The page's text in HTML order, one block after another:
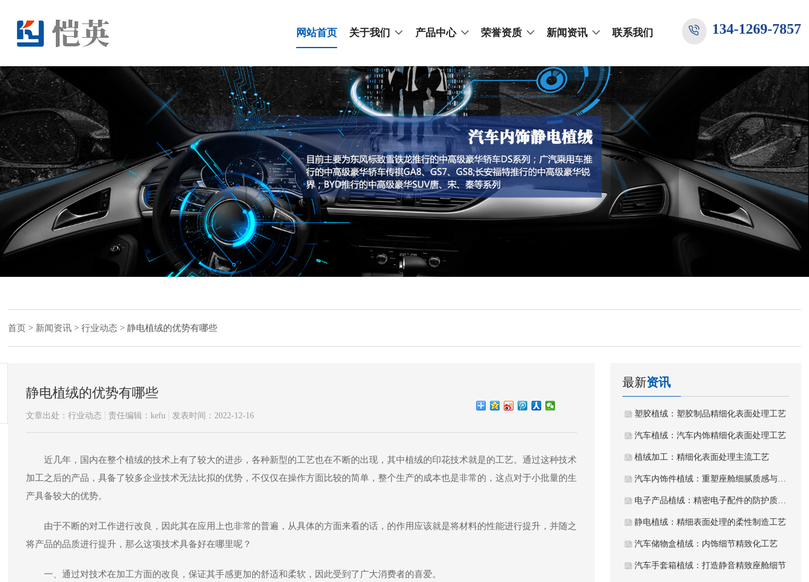
网站首页 关于我们 产品中心 荣誉资质 新闻资讯 联系我们 134-1269-7857
首页 > 新闻资讯 >行业动态 >静电植绒的优势有哪些
静电植绒的优势有哪些
文章出处：行业动态 责任编辑：kefu 发表时间：2022-12-16
近几年，国内在整个植绒的技术上有了较大的进步，各种新型的工艺也在不断的出现，其中植绒的印花技术就是的工艺。通过这种技术
加工之后的产品，具备了较多企业技术无法比拟的优势，不仅仅在操作方面比较的简单，整个生产的成本也是非常的，这点对于小批量的生
产具备较大的优势。
由于不断的对工作进行改良，因此其在应用上也非常的普遍，从具体的方面来看的话，的作用应该就是将材料的性能进行提升，并随之
将产品的品质进行提升，那么这项技术具备好在哪里呢？
一、通过对技术在加工方面的改良，保证其手感更加的舒适和柔软，因此受到了广大消费者的喜爱。
最新资讯
塑胶植绒：塑胶制品精细化表面处理工艺
汽车植绒：汽车内饰精细化表面处理工艺
植绒加工：精细化表面处理主流工艺
汽车内饰件植绒：重塑座舱细腻质感与静谧体验
电子产品植绒：精密电子配件的防护质感工艺
静电植绒：精细表面处理的柔性制造工艺
汽车储物盒植绒：内饰细节精致化工艺
汽车手套箱植绒：打造静音精致座舱细节